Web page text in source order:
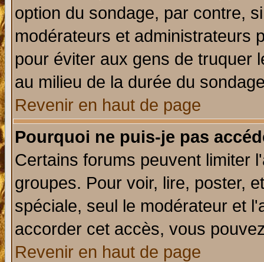
option du sondage, par contre,
modérateurs et administrateurs
pour éviter aux gens de truquer
au milieu de la durée du
Revenir en haut de page
Pourquoi ne puis-je pas
Certains forums peuvent limiter
groupes. Pour voir, lire, poster,
spéciale, seul le modérateur et
accorder cet accès, vous
Revenir en haut de page